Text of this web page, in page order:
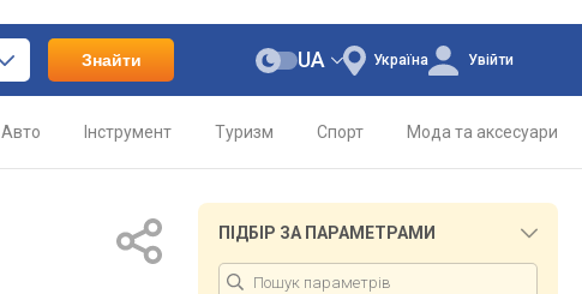
Знайти Україна
UA Увійти
Авто Інструмент Туризм Спорт Мода та аксесуари
ПІДБІР ЗА ПАРАМЕТРАМИ